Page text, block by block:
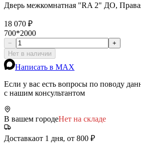
Дверь межкомнатная "RA 2" ДО,
18 070 ₽
700*2000
−
+
Нет в наличии
Написать в MAX
Если у вас есть вопросы по поводу
с нашим консультантом
В вашем городеНет на складе
Доставкаот 1 дня, от 800 ₽